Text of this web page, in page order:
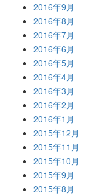
2016年9月
2016年8月
2016年7月
2016年6月
2016年5月
2016年4月
2016年3月
2016年2月
2016年1月
2015年12月
2015年11月
2015年10月
2015年9月
2015年8月